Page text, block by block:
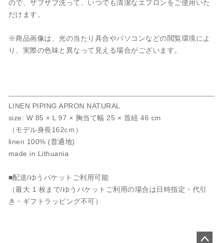
ので、ザブザブ洗って、いつでも清潔なエプロンをご使用いた
だけます。
※商品画像は、光の当たり具合やパソコンなどの閲覧環境によ
り、実際の色味と異なって見える場合がございます。
LINEN PIPING APRON NATURAL
size: W 85 × L 97 × 胸当て幅 25 × 首紐 46 cm
（モデル身長162cｍ）
linen 100% (普通地)
made in Lithuania
■配送/ゆうパケットご利用可能
（最大 1 枚まで/ゆうパケットご利用の場合は日時指定・代引
き・ギフトラッピング不可）